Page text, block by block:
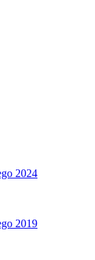
2024
2019